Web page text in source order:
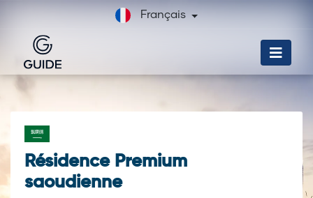
Français
Résidence Premium
saoudienne